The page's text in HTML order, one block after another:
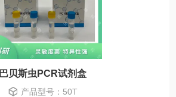
巴贝斯虫PCR试剂盒
产品型号：50T